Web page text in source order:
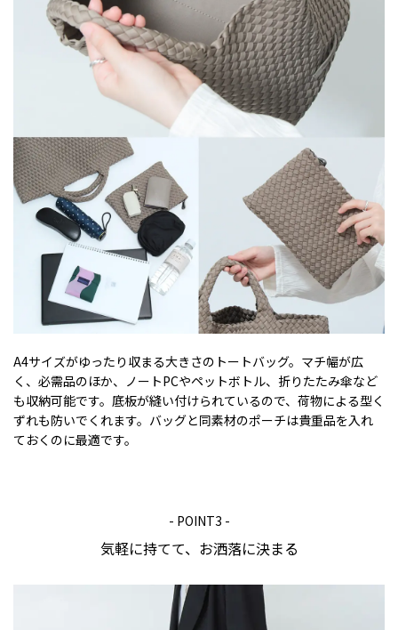
A4サイズがゆったり収まる大きさのトートバッグ。マチ幅が広
く、必需品のほか、ノートPCやペットボトル、折りたたみ傘など
も収納可能です。底板が縫い付けられているので、荷物による型く
ずれも防いでくれます。バッグと同素材のポーチは貴重品を入れ
ておくのに最適です。
- POINT3 -
気軽に持てて、お洒落に決まる